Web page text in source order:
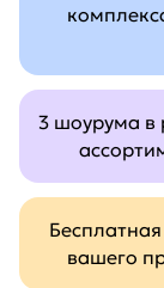
3 шоурума в
вашего